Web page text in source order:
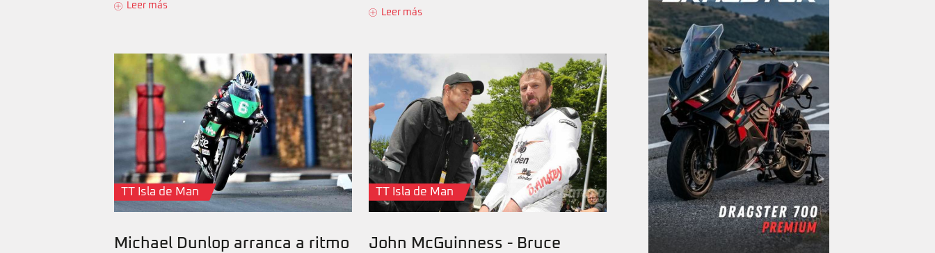
Leer más
Leer más
TT Isla de Man
Michael Dunlop arranca a ritmo
TT Isla de Man
John McGuinness - Bruce